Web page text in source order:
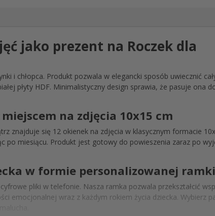
jako prezent na Roczek dla
i chłopca. Produkt pozwala w elegancki sposób uwiecznić
płyty HDF. Minimalistyczny design sprawia, że pasuje ona
na zdjęcia 10x15 cm
znajduje się 12 okienek na zdjęcia w klasycznym formacie
po miesiącu. Produkt jest gotowy do powieszenia zaraz po
w formie personalizowanej ramki
pliki w telefonie. Nasza ramka pozwala przekształcić
emocjonalnej wraz z każdym rokiem życia dziecka. Wybierz